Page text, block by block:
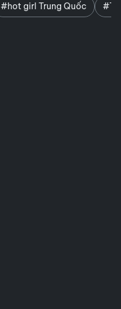
#hot girl Trung Quốc